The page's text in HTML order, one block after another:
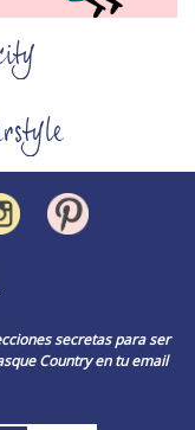
secretas para ser
Country en tu email